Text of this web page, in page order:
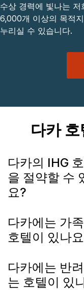
수상 경력에 빛나는
6,000개 이상의 목적
누리실 수 있습니다.
다카
다카의 IHG
을 절약할 수
요?
다카에는 가
호텔이 있나
다카에는 반
는 호텔이 있